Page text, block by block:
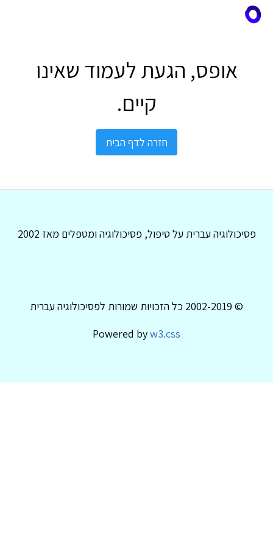
אופס, הגעת לעמוד שאינו
קיים.
חזרה לדף הבית
פסיכולוגיה עברית על טיפול, פסיכולוגיה ומטפלים מאז 2002
© 2002-2019 כל הזכויות שמורות לפסיכולוגיה עברית
Powered byw3.css